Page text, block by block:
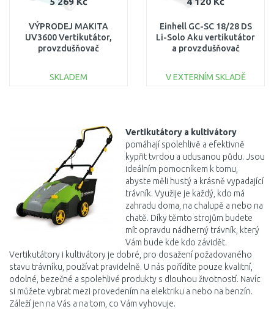
VÝPRODEJ MAKITA
UV3600 Vertikutátor,
provzdušňovač
SKLADEM
Einhell GC-SC 18/28 DS
Li-Solo Aku vertikutátor
a provzdušňovač
V EXTERNÍM SKLADĚ
Vertikutátory a kultivátory
pomáhají spolehlivě a efektivně
kypřit tvrdou a udusanou půdu. Jsou
ideálním pomocníkem k tomu,
abyste měli hustý a krásně vypadající
trávník. Využije je každý, kdo má
zahradu doma, na chalupě a nebo na
chatě. Díky těmto strojům budete
mít opravdu nádherný trávník, který
Vám bude kde kdo závidět.
Vertikutátory i kultivátory je dobré, pro dosažení požadovaného
stavu trávníku, používat pravidelně. U nás pořídíte pouze kvalitní,
odolné, bezečné a spolehlivé produkty s dlouhou životností. Navíc
si můžete vybrat mezi provedením na elektriku a nebo na benzín.
Záleží jen na Vás a na tom, co Vám vyhovuje.